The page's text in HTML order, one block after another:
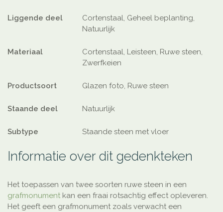
Liggende deel
Cortenstaal, Geheel beplanting,
Natuurlijk
Materiaal
Cortenstaal, Leisteen, Ruwe steen,
Zwerfkeien
Productsoort Glazen foto, Ruwe steen
Staande deel Natuurlijk
Subtype Staande steen met vloer
Informatie over dit gedenkteken
Het toepassen van twee soorten ruwe steen in een
grafmonument kan een fraai rotsachtig effect opleveren.
Het geeft een grafmonument zoals verwacht een